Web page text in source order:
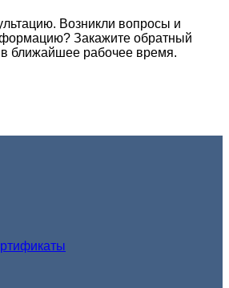
Возникли вопросы и
Закажите обратный
ближайшее рабочее время.